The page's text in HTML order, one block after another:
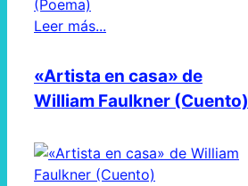
Leer más...
«Artista en casa» de
William Faulkner (Cuento)